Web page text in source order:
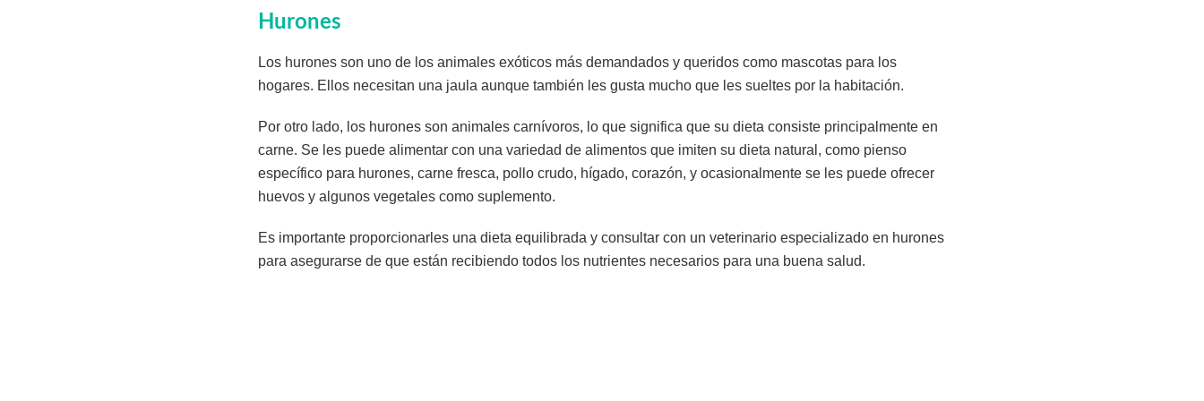
Hurones
Los hurones son uno de los animales exóticos más demandados y queridos como mascotas para los
hogares. Ellos necesitan una jaula aunque también les gusta mucho que les sueltes por la habitación.
Por otro lado, los hurones son animales carnívoros, lo que significa que su dieta consiste principalmente en
carne. Se les puede alimentar con una variedad de alimentos que imiten su dieta natural, como pienso
específico para hurones, carne fresca, pollo crudo, hígado, corazón, y ocasionalmente se les puede ofrecer
huevos y algunos vegetales como suplemento.
Es importante proporcionarles una dieta equilibrada y consultar con un veterinario especializado en hurones
para asegurarse de que están recibiendo todos los nutrientes necesarios para una buena salud.